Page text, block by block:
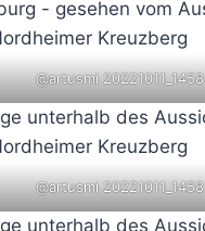
@artusmi 20221011_1458
@artusmi 20221011_1458